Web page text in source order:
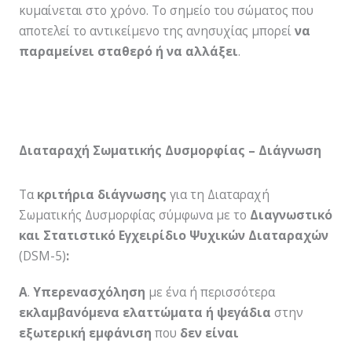
κυµαίνεται στο χρόνο. Το σηµείο του σώµατος που
αποτελεί το αντικείµενο της ανησυχίας µπορείνα
παραµείνει σταθερό ή να αλλάξει.
Διαταραχή Σωματικής Δυσμορφίας – Διάγνωση
Τα κριτήρια διάγνωσης για τη Διαταραχή
Σωματικής Δυσμορφίας σύμφωνα με το Διαγνωστικό
και Στατιστικό Εγχειρίδιο Ψυχικών Διαταραχών
(DSM-5):
A. Υπερενασχόληση με ένα ή περισσότερα
εκλαμβανόμενα ελαττώματα ή ψεγάδια στην
εξωτερική εμφάνιση που δεν είναι